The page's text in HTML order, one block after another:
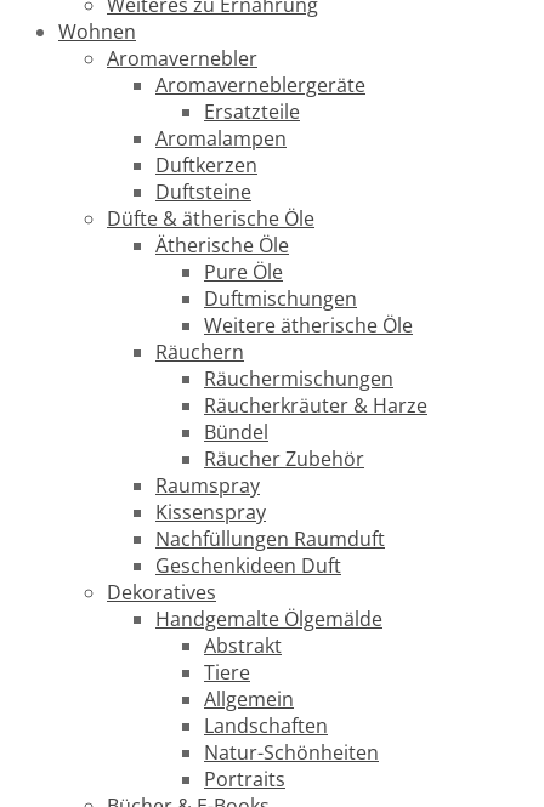
Wohnen
Aromavernebler
Aromaverneblergeräte
Ersatzteile
Aromalampen
Duftkerzen
Duftsteine
Düfte & ätherische Öle
Ätherische Öle
Pure Öle
Duftmischungen
Weitere ätherische Öle
Räuchern
Räuchermischungen
Räucherkräuter & Harze
Bündel
Räucher Zubehör
Raumspray
Kissenspray
Nachfüllungen Raumduft
Geschenkideen Duft
Dekoratives
Handgemalte Ölgemälde
Abstrakt
Tiere
Allgemein
Landschaften
Natur-Schönheiten
Portraits